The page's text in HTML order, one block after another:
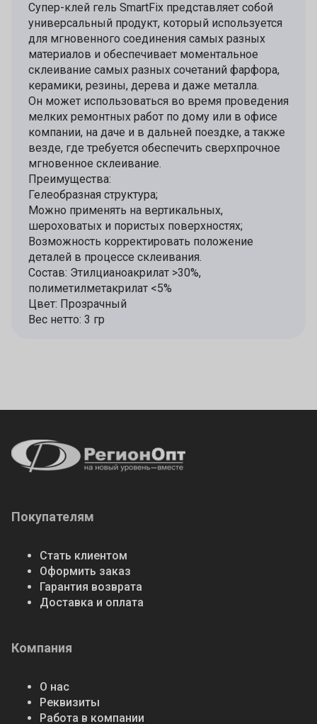
Супер-клей гель SmartFix представляет собой
универсальный продукт, который используется
для мгновенного соединения самых разных
материалов и обеспечивает моментальное
склеивание самых разных сочетаний фарфора,
керамики, резины, дерева и даже металла.
Он может использоваться во время проведения
мелких ремонтных работ по дому или в офисе
компании, на даче и в дальней поездке, а также
везде, где требуется обеспечить сверхпрочное
мгновенное склеивание.
Преимущества:
Гелеобразная структура;
Можно применять на вертикальных,
шероховатых и пористых поверхностях;
Возможность корректировать положение
деталей в процессе склеивания.
Состав: Этилцианоакрилат >30%,
полиметилметакрилат <5%
Цвет: Прозрачный
Вес нетто: 3 гр
Покупателям
Стать клиентом
Оформить заказ
Гарантия возврата
Доставка и оплата
Компания
О нас
Реквизиты
Работа в компании